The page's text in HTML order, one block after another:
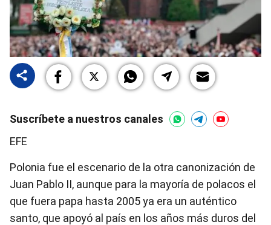
Suscríbete a nuestros canales
EFE
Polonia fue el escenario de la otra canonización de
Juan Pablo II, aunque para la mayoría de polacos el
que fuera papa hasta 2005 ya era un auténtico
santo, que apoyó al país en los años más duros del